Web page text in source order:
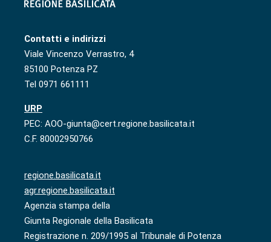
Contatti e indirizzi
Viale Vincenzo Verrastro, 4
85100 Potenza PZ
Tel 0971 661111
URP
PEC: AOO-giunta@cert.regione.basilicata.it
C.F. 80002950766
regione.basilicata.it
agr.regione.basilicata.it
Agenzia stampa della
Giunta Regionale della Basilicata
Registrazione n. 209/1995 al Tribunale di Potenza